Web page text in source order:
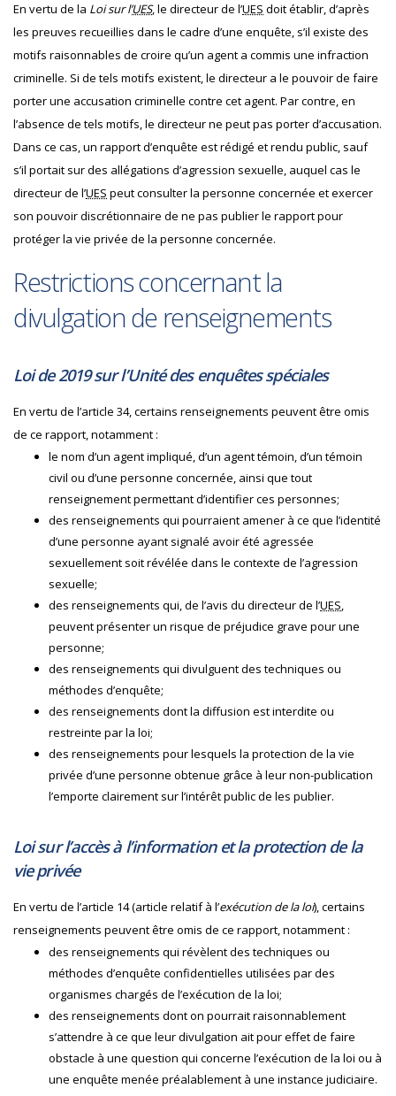
En vertu de la Loi sur l’UES, le directeur de l’UES doit établir, d’après
les preuves recueillies dans le cadre d’une enquête, s’il existe des
motifs raisonnables de croire qu’un agent a commis une infraction
criminelle. Si de tels motifs existent, le directeur a le pouvoir de faire
porter une accusation criminelle contre cet agent. Par contre, en
l’absence de tels motifs, le directeur ne peut pas porter d’accusation.
Dans ce cas, un rapport d’enquête est rédigé et rendu public, sauf
s’il portait sur des allégations d’agression sexuelle, auquel cas le
directeur de l’UES peut consulter la personne concernée et exercer
son pouvoir discrétionnaire de ne pas publier le rapport pour
protéger la vie privée de la personne concernée.
Restrictions concernant la
divulgation de renseignements
Loi de 2019 sur l’Unité des enquêtes spéciales
En vertu de l’article 34, certains renseignements peuvent être omis
de ce rapport, notamment :
le nom d’un agent impliqué, d’un agent témoin, d’un témoin
civil ou d’une personne concernée, ainsi que tout
renseignement permettant d’identifier ces personnes;
des renseignements qui pourraient amener à ce que l’identité
d’une personne ayant signalé avoir été agressée
sexuellement soit révélée dans le contexte de l’agression
sexuelle;
des renseignements qui, de l’avis du directeur de l’UES,
peuvent présenter un risque de préjudice grave pour une
personne;
des renseignements qui divulguent des techniques ou
méthodes d’enquête;
des renseignements dont la diffusion est interdite ou
restreinte par la loi;
des renseignements pour lesquels la protection de la vie
privée d’une personne obtenue grâce à leur non-publication
l’emporte clairement sur l’intérêt public de les publier.
Loi sur l’accès à l’information et la protection de la
vie privée
En vertu de l’article 14 (article relatif à l’exécution de la loi), certains
renseignements peuvent être omis de ce rapport, notamment :
des renseignements qui révèlent des techniques ou
méthodes d’enquête confidentielles utilisées par des
organismes chargés de l’exécution de la loi;
des renseignements dont on pourrait raisonnablement
s’attendre à ce que leur divulgation ait pour effet de faire
obstacle à une question qui concerne l’exécution de la loi ou à
une enquête menée préalablement à une instance judiciaire.